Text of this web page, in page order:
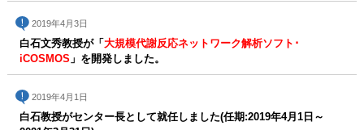
2019年4月3日
白石文秀教授が「 大規模代謝反応ネットワーク解析ソフト･
iCOSMOS 」を開発しました。
2019年4月1日
白石教授がセンター長として就任しました(任期:2019年4月1日～